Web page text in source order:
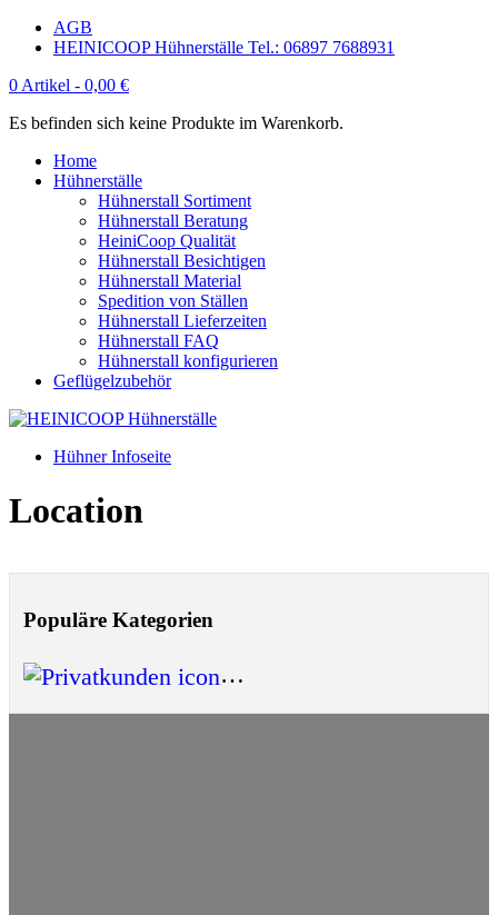
AGB
HEINICOOP Hühnerställe Tel.: 06897 7688931
0 Artikel - 0,00 €
Es befinden sich keine Produkte im Warenkorb.
Home
Hühnerställe
Hühnerstall Sortiment
Hühnerstall Beratung
HeiniCoop Qualität
Hühnerstall Besichtigen
Hühnerstall Material
Spedition von Ställen
Hühnerstall Lieferzeiten
Hühnerstall FAQ
Hühnerstall konfigurieren
Geflügelzubehör
Hühner Infoseite
Location
Populäre Kategorien
Privatkunden